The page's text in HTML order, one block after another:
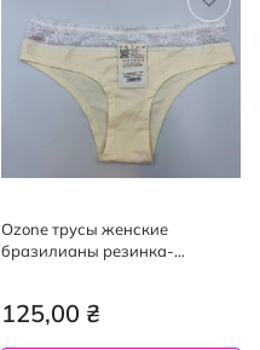
Ozone трусы женские
бразилианы резинка-
125,00 ₴